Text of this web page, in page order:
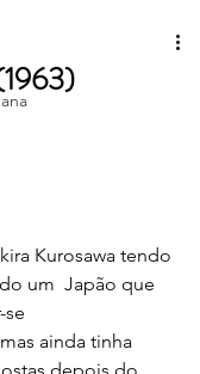
Kurosawa tendo
um  Japão que
se
ainda tinha